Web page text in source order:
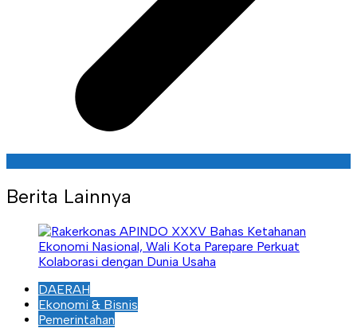
Berita Lainnya
DAERAH
Ekonomi & Bisnis
Pemerintahan